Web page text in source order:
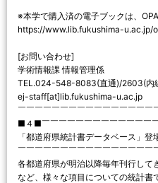
※本学で購入済の電子ブックは、
https://www.lib.fukushima-u.ac.jp/
[お問い合わせ]
学術情報課 情報管理係
TEL.024-548-8083(直通)/2603(内
ej-staff[at]lib.fukushima-u.ac.jp
￣￣￣￣￣￣￣￣￣￣￣￣￣￣￣￣
■４■￣￣￣￣￣￣￣￣￣￣￣￣￣
「都道府県統計書データベース」登
￣￣￣￣￣￣￣￣￣￣￣￣￣￣￣￣
各都道府県が明治以降毎年刊行して
など、様々な項目についての統計書